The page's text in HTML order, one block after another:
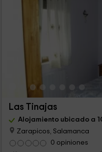
Las Tinajas
Alojamiento ubicado a
Zarapicos, Salamanca
0 opiniones